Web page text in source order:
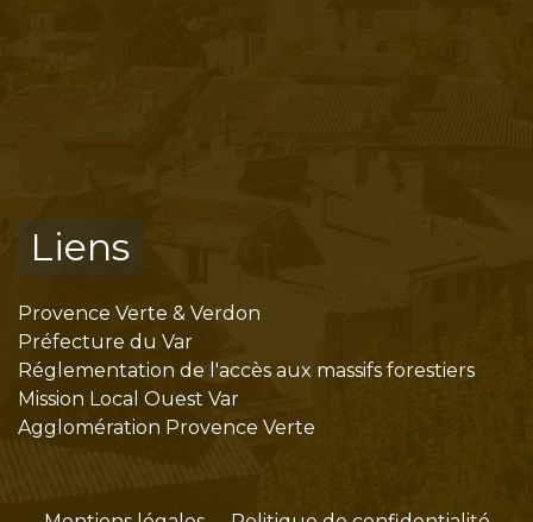
Liens
Provence Verte & Verdon
Préfecture du Var
Réglementation de l'accès aux massifs forestiers
Mission Local Ouest Var
Agglomération Provence Verte